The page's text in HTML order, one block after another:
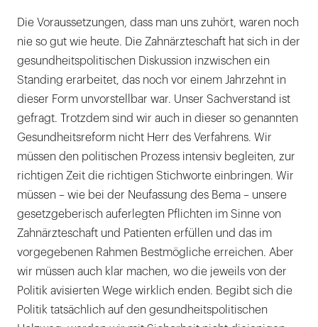
Die Voraussetzungen, dass man uns zuhört, waren noch
nie so gut wie heute. Die Zahnärzteschaft hat sich in der
gesundheitspolitischen Diskussion inzwischen ein
Standing erarbeitet, das noch vor einem Jahrzehnt in
dieser Form unvorstellbar war. Unser Sachverstand ist
gefragt. Trotzdem sind wir auch in dieser so genannten
Gesundheitsreform nicht Herr des Verfahrens. Wir
müssen den politischen Prozess intensiv begleiten, zur
richtigen Zeit die richtigen Stichworte einbringen. Wir
müssen – wie bei der Neufassung des Bema – unsere
gesetzgeberisch auferlegten Pflichten im Sinne von
Zahnärzteschaft und Patienten erfüllen und das im
vorgegebenen Rahmen Bestmögliche erreichen. Aber
wir müssen auch klar machen, wo die jeweils von der
Politik avisierten Wege wirklich enden. Begibt sich die
Politik tatsächlich auf den gesundheitspolitischen